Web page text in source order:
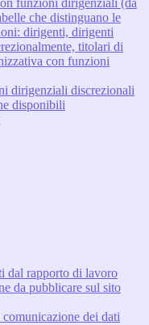
funzioni dirigenziali (da
che distinguano le
dirigenti, dirigenti
titolari di
con funzioni
dirigenziali discrezionali
disponibili
dal rapporto di lavoro
da pubblicare sul sito
dei dati